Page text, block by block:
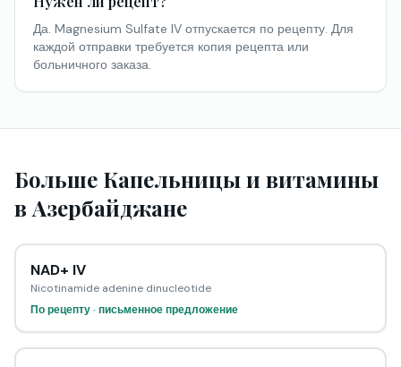
Да. Magnesium Sulfate IV отпускается по рецепту. Для
каждой отправки требуется копия рецепта или
больничного заказа.
Больше Капельницы и витамины
в Азербайджане
NAD+ IV
Nicotinamide adenine dinucleotide
По рецепту · письменное предложение